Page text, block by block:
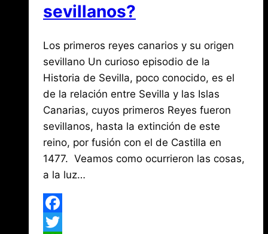
sevillanos?
PorJose
María
de
Mena
julio
14,
2019agosto
3,
2026
Los primeros reyes canarios y su origen
sevillano Un curioso episodio de la
Historia de Sevilla, poco conocido, es el
de la relación entre Sevilla y las Islas
Canarias, cuyos primeros Reyes fueron
sevillanos, hasta la extinción de este
reino, por fusión con el de Castilla en
1477. Veamos como ocurrieron las cosas,
a la luz…
Facebook